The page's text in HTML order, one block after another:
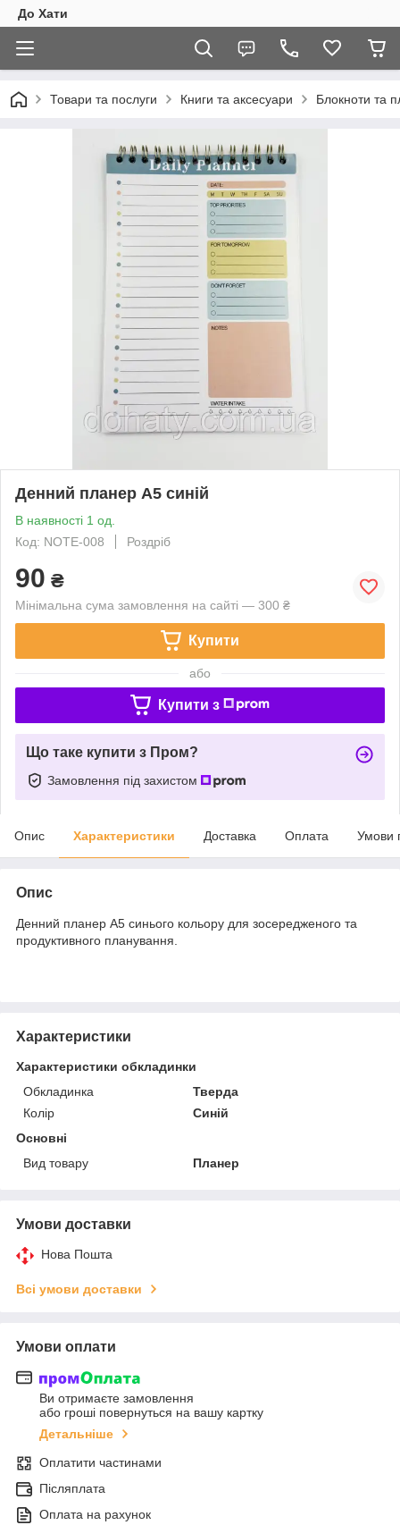
До Хати
Товари та послуги Книги та аксесуари Блокноти та
Денний планер А5 синій
В наявності 1 од.
Код: NOTE-008
Роздріб
90 ₴
Мінімальна сума замовлення на сайті — 300 ₴
Купити
або
Купити з
Що таке купити з Пром?
Замовлення під захистом
Опис Характеристики Доставка Оплата Умови
Опис
Денний планер A5 синього кольору для зосередженого та
продуктивного планування.
Характеристики
Характеристики обкладинки
Обкладинка
Тверда
Колір
Синій
Основні
Вид товару
Планер
Умови доставки
Нова Пошта
Всі умови доставки
Умови оплати
Ви отримаєте замовлення
або гроші повернуться на вашу картку
Детальніше
Оплатити частинами
Післяплата
Оплата на рахунок